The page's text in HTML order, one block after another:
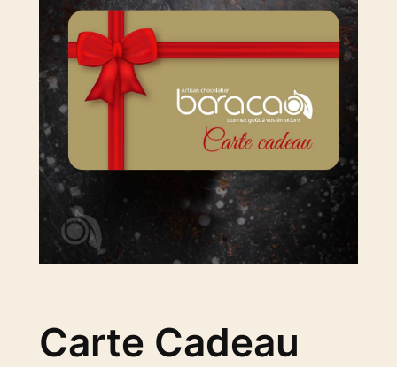
Carte Cadeau